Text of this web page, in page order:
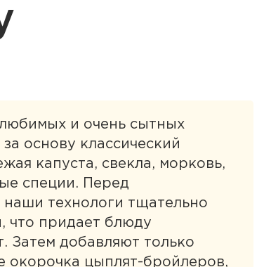
и очень сытных
основу классический
капуста, свекла, морковь,
специи. Перед
технологи тщательно
что придает блюду
Затем добавляют только
окорочка цыплят-бройлеров,